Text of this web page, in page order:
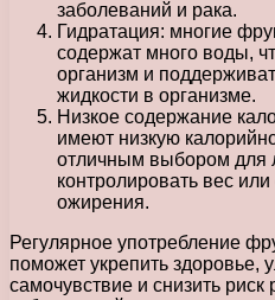
заболеваний и рака.
Гидратация: многие
содержат много воды,
организм и
жидкости в организме.
Низкое содержание
имеют низкую
отличным выбором для
контролировать вес или
ожирения.
Регулярное употребление
поможет укрепить здоровье,
самочувствие и снизить риск